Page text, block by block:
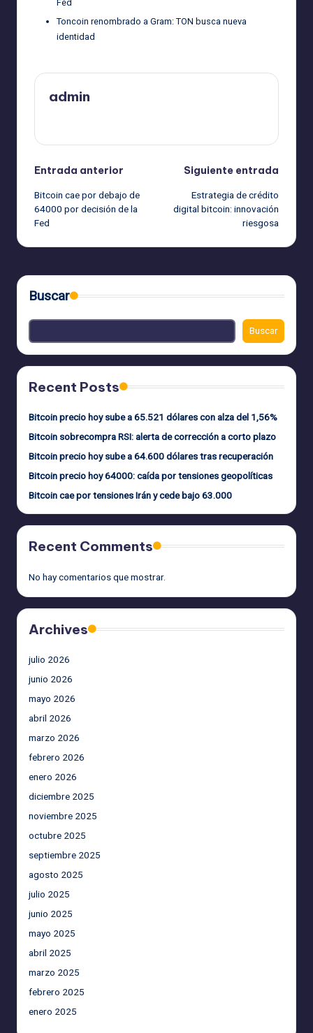
Fed
Toncoin renombrado a Gram: TON busca nueva
identidad
admin
Navegación
de
entradas
Entrada anterior
Bitcoin cae por debajo de
64000 por decisión de la
Fed
Siguiente entrada
Estrategia de crédito
digital bitcoin: innovación
riesgosa
Buscar
Buscar
Recent Posts
Bitcoin precio hoy sube a 65.521 dólares con alza del 1,56%
Bitcoin sobrecompra RSI: alerta de corrección a corto plazo
Bitcoin precio hoy sube a 64.600 dólares tras recuperación
Bitcoin precio hoy 64000: caída por tensiones geopolíticas
Bitcoin cae por tensiones Irán y cede bajo 63.000
Recent Comments
No hay comentarios que mostrar.
Archives
julio 2026
junio 2026
mayo 2026
abril 2026
marzo 2026
febrero 2026
enero 2026
diciembre 2025
noviembre 2025
octubre 2025
septiembre 2025
agosto 2025
julio 2025
junio 2025
mayo 2025
abril 2025
marzo 2025
febrero 2025
enero 2025